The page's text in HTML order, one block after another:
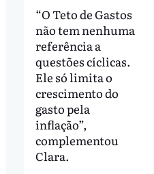
“O Teto de Gastos
não tem nenhuma
referência a
questões cíclicas.
Ele só limita o
crescimento do
gasto pela
inflação”,
complementou
Clara.